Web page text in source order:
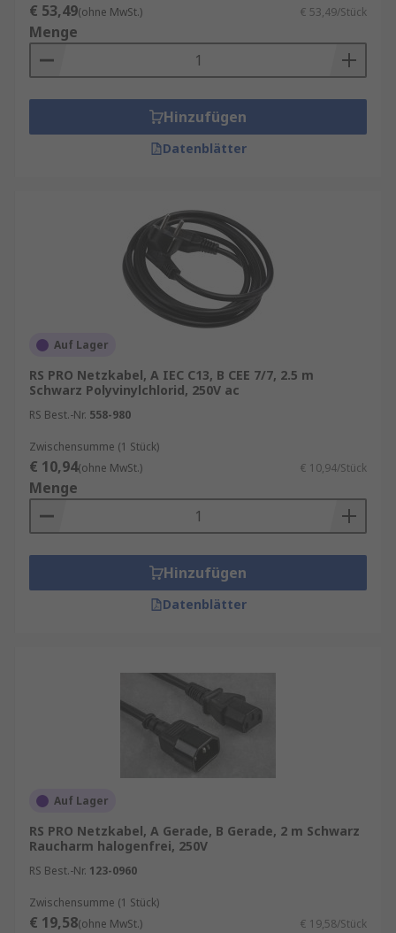
€ 53,49(ohne MwSt.) € 53,49/Stück
Menge
Hinzufügen
Datenblätter
Auf Lager
RS PRO Netzkabel, A IEC C13, B CEE 7/7, 2.5 m
Schwarz Polyvinylchlorid, 250V ac
RS Best.-Nr. 558-980
Zwischensumme (1 Stück)
€ 10,94(ohne MwSt.) € 10,94/Stück
Menge
Hinzufügen
Datenblätter
Auf Lager
RS PRO Netzkabel, A Gerade, B Gerade, 2 m Schwarz
Raucharm halogenfrei, 250V
RS Best.-Nr. 123-0960
Zwischensumme (1 Stück)
€ 19,58(ohne MwSt.) € 19,58/Stück